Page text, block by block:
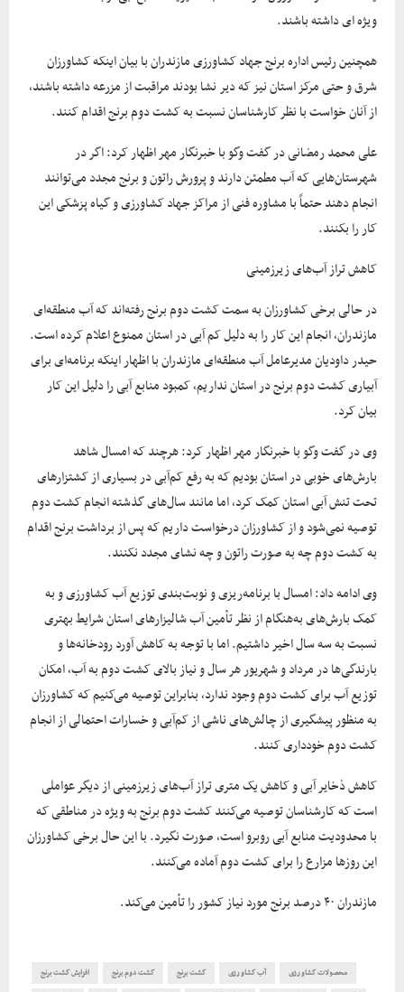
ویژه ای داشته باشند.
همچنین رئیس اداره برنج جهاد کشاورزی مازندران با بیان اینکه کشاورزان
شرق و حتی مرکز استان نیز که دیر نشا بودند مراقبت از مزرعه داشته باشند،
از آنان خواست با نظر کارشناسان نسبت به کشت دوم برنج اقدام کنند.
علی محمد رمضانی در گفت وگو با خبرنگار مهر اظهار کرد: اگر در
شهرستان‌هایی که آب مطمئن دارند و پرورش راتون و برنج مجدد می‌توانند
انجام دهند حتماً با مشاوره فنی از مراکز جهاد کشاورزی و گیاه پزشکی این
کار را بکنند.
کاهش تراز آب‌های زیرزمینی
در حالی برخی کشاورزان به سمت کشت دوم برنج رفته‌اند که آب منطقه‌ای
مازندران، انجام این کار را به دلیل کم آبی در استان ممنوع اعلام کرده است.
حیدر داودیان مدیرعامل آب منطقه‌ای مازندران با اظهار اینکه برنامه‌ای برای
آبیاری کشت دوم برنج در استان نداریم، کمبود منابع آبی را دلیل این کار
بیان کرد.
وی در گفت وگو با خبرنگار مهر اظهار کرد: هرچند که امسال شاهد
بارش‌های خوبی در استان بودیم که به رفع کم‌آبی در بسیاری از کشتزارهای
تحت تنش آبی استان کمک کرد، اما مانند سال‌های گذشته انجام کشت دوم
توصیه نمی‌شود و از کشاورزان درخواست داریم که پس از برداشت برنج اقدام
به کشت دوم چه به صورت راتون و چه نشای مجدد نکنند.
وی ادامه داد: امسال با برنامه‌ریزی و نوبت‌بندی توزیع آب کشاورزی و به
کمک بارش‌های به‌هنگام از نظر تأمین آب شالیزارهای استان شرایط بهتری
نسبت به سه سال اخیر داشتیم. اما با توجه به کاهش آورد رودخانه‌ها و
بارندگی‌ها در مرداد و شهریور هر سال و نیاز بالای کشت دوم به آب، امکان
توزیع آب برای کشت دوم وجود ندارد، بنابراین توصیه می‌کنیم که کشاورزان
به منظور پیشگیری از چالش‌های ناشی از کم‌آبی و خسارات احتمالی از انجام
کشت دوم خودداری کنند.
کاهش ذخایر آبی و کاهش یک متری تراز آب‌های زیرزمینی از دیگر عواملی
است که کارشناسان توصیه می‌کنند کشت دوم برنج به ویژه در مناطقی که
با محدودیت منابع آبی روبرو است، صورت نگیرد. با این حال برخی کشاورزان
این روزها مزارع را برای کشت دوم آماده می‌کنند.
مازندران ۴۰ درصد برنج مورد نیاز کشور را تأمین می‌کند.
افزایش کشت برنج کشت دوم برنج کشت برنج آب کشاورزی محصولات کشاورزی